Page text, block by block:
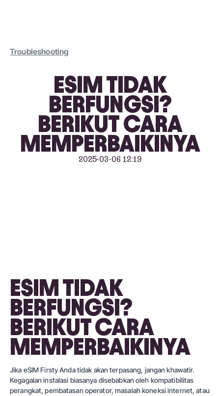
Troubleshooting
ESIM TIDAK
BERFUNGSI?
BERIKUT CARA
MEMPERBAIKINYA
2025-03-06 12:19
ESIM TIDAK
BERFUNGSI?
BERIKUT CARA
MEMPERBAIKINYA
Jika eSIM Firsty Anda tidak akan terpasang, jangan khawatir.
Kegagalan instalasi biasanya disebabkan oleh kompatibilitas
perangkat, pembatasan operator, masalah koneksi internet, atau